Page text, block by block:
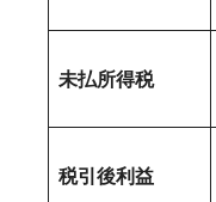
未払所得税
税引後利益